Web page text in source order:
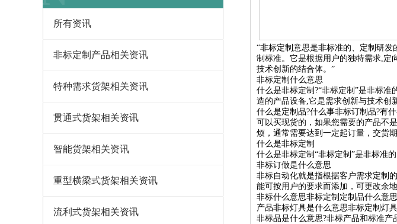
所有资讯
非标定制产品相关资讯
特种需求货架相关资讯
贯通式货架相关资讯
智能货架相关资讯
重型横梁式货架相关资讯
流利式货架相关资讯
“非标定制意思是非标准的、定制研
制标准。它是根据用户的独特需求,定
技术创新的结合体。”
非标定制什么意思
什么是非标定制?“非标定制”是非标
造的产品设备,它是需求创新与技术创
什么是定制品?什么事非标订制品?有
可以买现货的，如果您需要的产品不
烦，通常需要达到一定起订量，交货
什么是非标定制
什么是非标定制“非标定制”是非标准
非标订做是什么意思
非标自动化就是指根据客户需求定制
能可按用户的要求而添加，可更改余
非标什么意思非标定制定制品什么意
产品非标灯具是什么意思非标定制灯具
非标品是什么意思?非标产品和标准产